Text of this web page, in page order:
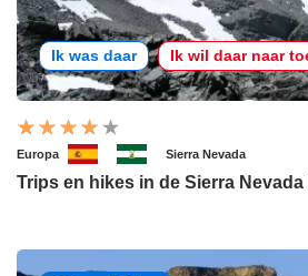
Ik was daar Ik wil daar naar
Europa Sierra Nevada
Trips en hikes in de Sierra Nevada